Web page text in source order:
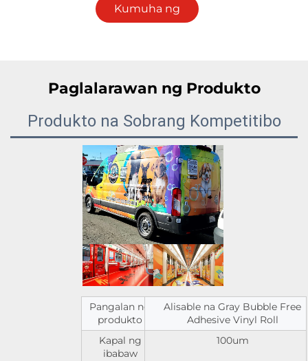
Kumuha ng
Paglalarawan ng Produkto
Produkto na Sobrang Kompetitibo
Pangalan ng
produkto
Alisable na Gray Bubble Free
Adhesive Vinyl Roll
Kapal ng
ibabaw
100um